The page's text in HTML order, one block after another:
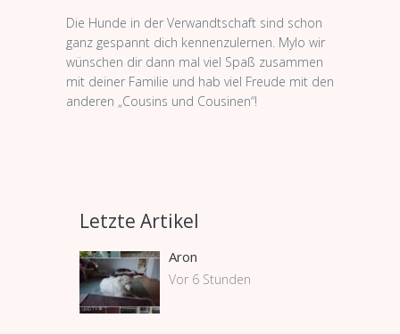
Die Hunde in der Verwandtschaft sind schon
ganz gespannt dich kennenzulernen. Mylo wir
wünschen dir dann mal viel Spaß zusammen
mit deiner Familie und hab viel Freude mit den
anderen „Cousins und Cousinen“!
Letzte Artikel
Aron
Vor 6 Stunden